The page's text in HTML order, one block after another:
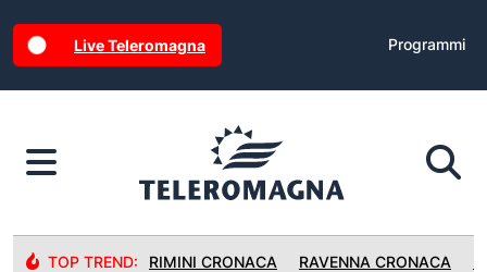
Live Teleromagna Programmi
TOP TREND: RIMINI CRONACA RAVENNA CRONACA